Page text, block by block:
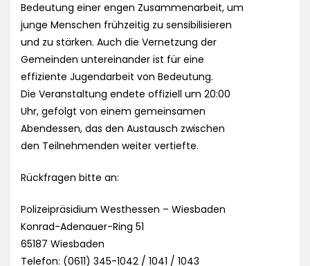
Bedeutung einer engen Zusammenarbeit, um
junge Menschen frühzeitig zu sensibilisieren
und zu stärken. Auch die Vernetzung der
Gemeinden untereinander ist für eine
effiziente Jugendarbeit von Bedeutung.
Die Veranstaltung endete offiziell um 20:00
Uhr, gefolgt von einem gemeinsamen
Abendessen, das den Austausch zwischen
den Teilnehmenden weiter vertiefte.
Rückfragen bitte an:
Polizeipräsidium Westhessen – Wiesbaden
Konrad-Adenauer-Ring 51
65187 Wiesbaden
Telefon: (0611) 345-1042 / 1041 / 1043